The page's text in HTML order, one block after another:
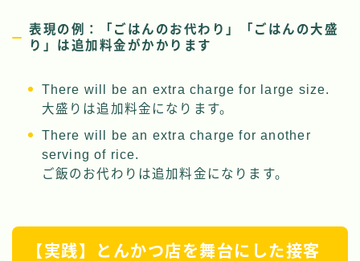
表現の例：「ごはんのお代わり」「ごはんの大盛
り」は追加料金がかかります
There will be an extra charge for large size.
大盛りは追加料金になります。
There will be an extra charge for another
serving of rice.
ご飯のお代わりは追加料金になります。
【実践】とんかつ店を舞台にした接客